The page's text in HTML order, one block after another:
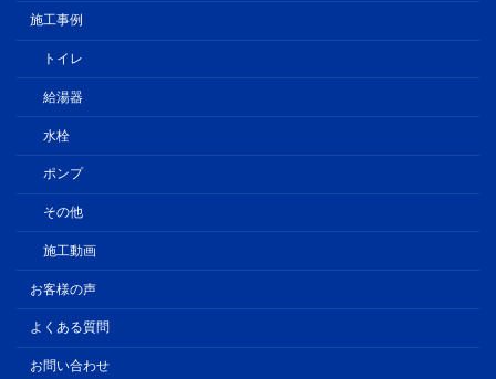
施工事例
トイレ
給湯器
水栓
ポンプ
その他
施工動画
お客様の声
よくある質問
お問い合わせ